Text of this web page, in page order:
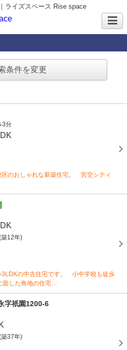
ライズスペース Rise space
条件を変更
3分
区のおしゃれな新築住宅。 宮交シティ
築12年)
3LDKの中古住宅です。 小中学校も徒歩
した角地の住宅…
字祇園1200-6
築37年)